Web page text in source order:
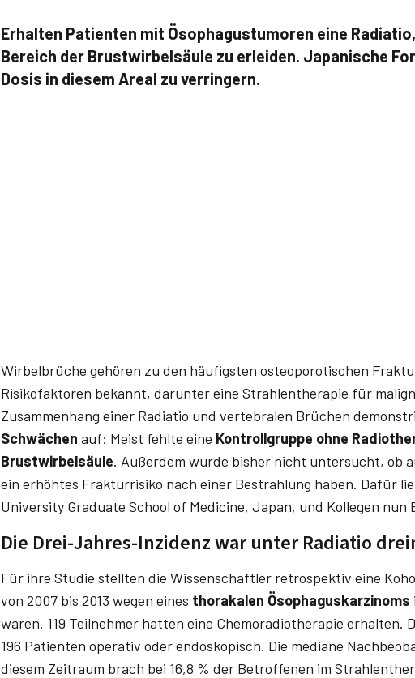
Erhalten Patienten mit Ösophagus­tumoren eine
Bereich der Brustwirbelsäule zu erleiden. Japanische
Dosis in diesem Areal zu verringern.
Wirbelbrüche gehören zu den häufigsten osteoporotischen
Risikofaktoren bekannt, darunter eine Strahlentherapie für
Zusammenhang einer Radiatio und vertebralen Brüchen
Schwächen auf: Meist fehlte eine Kontrollgruppe ohne
Brustwirbelsäule. Außerdem wurde bisher nicht untersucht, ob
ein erhöhtes Frakturrisiko nach einer Bestrahlung haben. Dafür
University Graduate School of Medicine, Japan, und Kollegen nun
Die Drei-Jahres-Inzidenz war unter Radiatio
Für ihre Studie stellten die Wissenschaftler retrospektiv eine
von 2007 bis 2013 wegen eines thorakalen Ösophaguskarzinoms
waren. 119 Teilnehmer hatten eine Chemoradiotherapie erhalten.
196 Patienten operativ oder endoskopisch. Die mediane
diesem Zeitraum brach bei 16,8 % der Betroffenen im